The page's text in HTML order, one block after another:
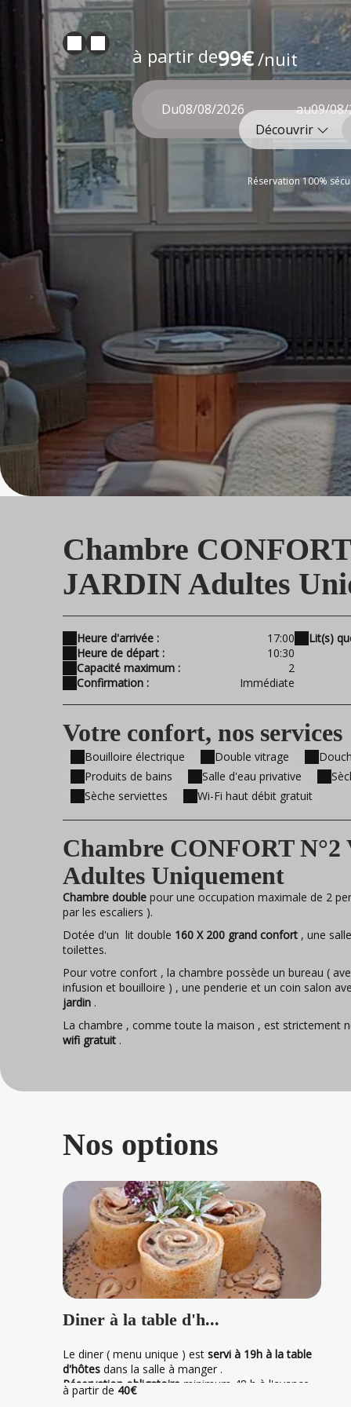
Découvrir
à partir de99€/nuit
Du au
Réservation 100%
Chambre
JARDIN Adultes
Heure d'arrivée :
17:00
Heure de départ :
10:30
Capacité maximum :
2
Confirmation :
Immédiate
Lit(s)
Votre confort, nos services
Bouilloire électrique Double vitrage
Produits de bains
Salle d'eau privative
Sèche serviettes
Wi-Fi haut débit gratuit
Chambre CONFORT
Adultes Uniquement
Chambre double pour une occupation maximale de 2
par les escaliers ).
Dotée d'un lit double 160 X 200 grand confort , une
toilettes.
Pour votre confort , la chambre possède un bureau (
infusion et bouilloire ) , une penderie et un coin salon
jardin .
La chambre , comme toute la maison , est strictement
wifi gratuit .
Nos options
Diner à la table d'h...
Le diner ( menu unique ) est servi à 19h à la table
d'hôtes dans la salle à manger .
Réservation obligatoire minimum 48 h à l'avance .
Le repas se compose d'un apéritif , d'une entrée ,
à partir de 40€